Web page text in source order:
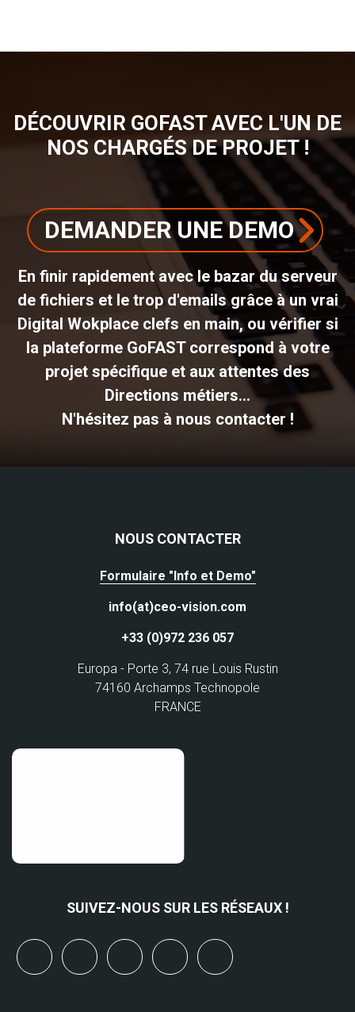
DÉCOUVRIR GOFAST AVEC L'UN DE
NOS CHARGÉS DE PROJET !
DEMANDER UNE DEMO
En finir rapidement avec le bazar du serveur
de fichiers et le trop d'emails grâce à un vrai
Digital Wokplace clefs en main, ou vérifier si
la plateforme GoFAST correspond à votre
projet spécifique et aux attentes des
Directions métiers...
N'hésitez pas à nous contacter !
NOUS CONTACTER
Formulaire "Info et Demo"
info(at)ceo-vision.com
+33 (0)972 236 057
Europa - Porte 3, 74 rue Louis Rustin
74160 Archamps Technopole
FRANCE
SUIVEZ-NOUS SUR LES RÉSEAUX !
linkedinyoutubebluesky mastodon